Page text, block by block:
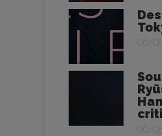
06/
06/